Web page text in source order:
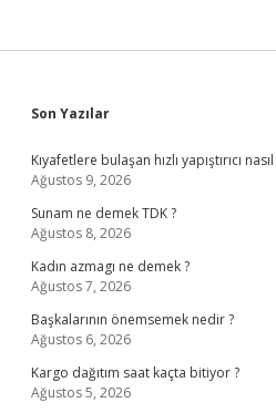
Sidebar
Son Yazılar
Kıyafetlere bulaşan hızlı yapıştırıcı nasıl
Ağustos 9, 2026
Sunam ne demek TDK ?
Ağustos 8, 2026
Kadın azmagı ne demek ?
Ağustos 7, 2026
Başkalarının önemsemek nedir ?
Ağustos 6, 2026
Kargo dağıtım saat kaçta bitiyor ?
Ağustos 5, 2026